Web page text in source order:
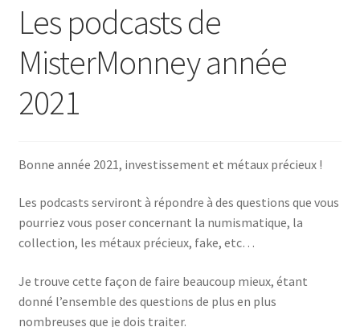
Les podcasts de
MisterMonney année
2021
Bonne année 2021, investissement et métaux précieux !
Les podcasts serviront à répondre à des questions que vous
pourriez vous poser concernant la numismatique, la
collection, les métaux précieux, fake, etc…
Je trouve cette façon de faire beaucoup mieux, étant
donné l’ensemble des questions de plus en plus
nombreuses que je dois traiter.